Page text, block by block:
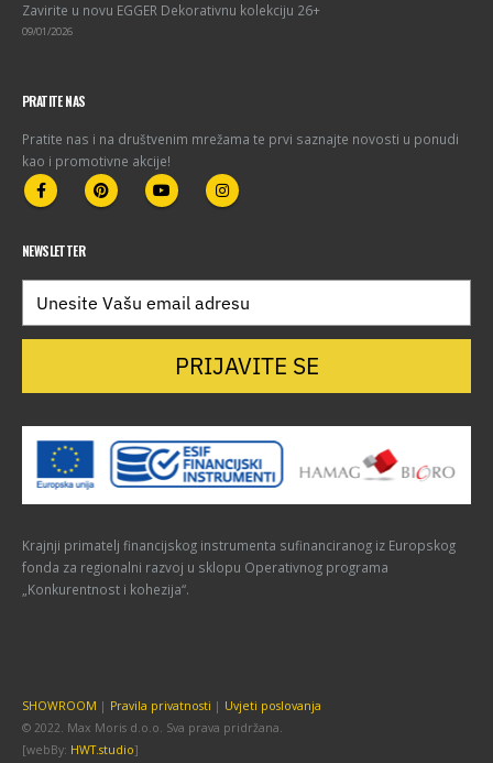
Zavirite u novu EGGER Dekorativnu kolekciju 26+
09/01/2026
PRATITE NAS
Pratite nas i na društvenim mrežama te prvi saznajte novosti u ponudi
kao i promotivne akcije!
NEWSLETTER
PRIJAVITE SE
Krajnji primatelj financijskog instrumenta sufinanciranog iz Europskog
fonda za regionalni razvoj u sklopu Operativnog programa
„Konkurentnost i kohezija“.
SHOWROOM | Pravila privatnosti | Uvjeti poslovanja
© 2022. Max Moris d.o.o. Sva prava pridržana.
[webBy: HWT.studio]